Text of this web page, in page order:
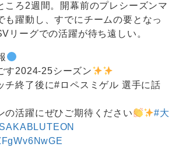
ろ2週間。開幕前のプレシーズンマ
も躍動し、すでにチームの要となっ
リーグでの活躍が待ち遠しい。
す2024-25シーズン
チ終了後に#ロペスミゲル 選手に話
の活躍にぜひご期待ください
#大